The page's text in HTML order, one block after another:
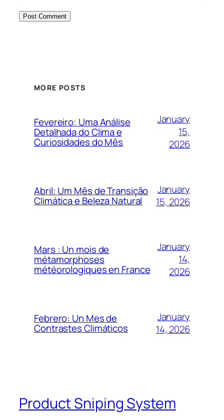
MORE POSTS
Fevereiro: Uma Análise
Detalhada do Clima e
Curiosidades do Mês
January
15,
2026
Abril: Um Mês de Transição
Climática e Beleza Natural
January
15, 2026
Mars : Un mois de
métamorphoses
météorologiques en France
January
14,
2026
Febrero: Un Mes de
Contrastes Climáticos
January
14, 2026
Product Sniping System